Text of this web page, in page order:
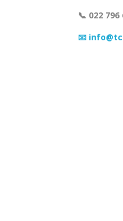
📞 022 796
📧